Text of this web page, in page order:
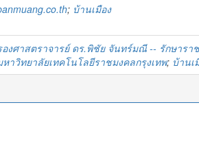
; บ้านเมือง
องศาสตราจารย์ ดร.พิชัย จันทร์มณี -- รักษารา
หาวิทยาลัยเทคโนโลยีราชมงคลกรุงเทพ; บ้านเ